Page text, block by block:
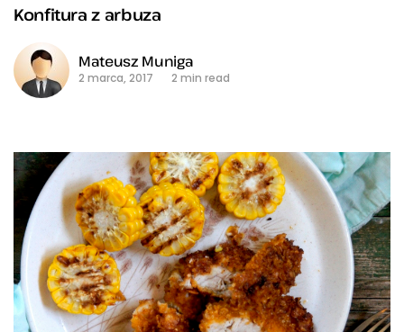
Konfitura z arbuza
Mateusz Muniga
2 marca, 2017 2 min read